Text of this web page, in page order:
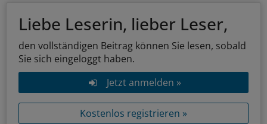
Liebe Leserin, lieber Leser,
den vollständigen Beitrag können Sie lesen, sobald
Sie sich eingeloggt haben.
Jetzt anmelden »
Kostenlos registrieren »